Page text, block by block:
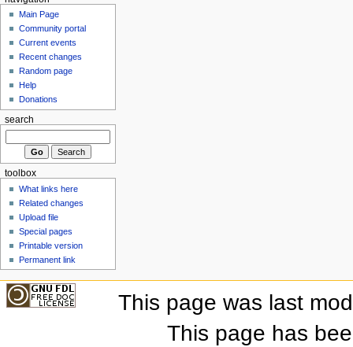
Main Page
Community portal
Current events
Recent changes
Random page
Help
Donations
search
toolbox
What links here
Related changes
Upload file
Special pages
Printable version
Permanent link
This page was last
This page has